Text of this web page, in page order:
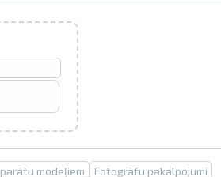
1h laikā Rīgā – pasūtiet
formāti un papīra veidi jūsu
visā Latvijā vai saņemšana
modeļiem Fotogrāfu pakalpojumi